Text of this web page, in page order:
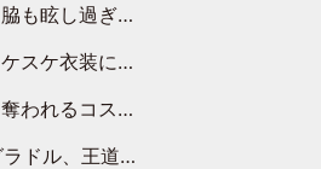
」「セクシーでゴージャスで大きなボリューム」
ゃんの眼差しにドキドキが止まらない」
かさ」「えなこりんの千咲は破壊力がスゴい」
ールドビキニまで…DVDデビュー作で躍動